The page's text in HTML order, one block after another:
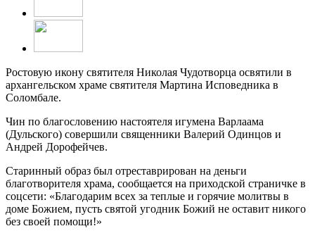
Ростовую икону святителя Николая Чудотворца освятили в
архангельском храме святителя Мартина Исповедника в
Соломбале.
Чин по благословению настоятеля игумена Варлаама
(Дульского) совершили священники Валерий Одинцов и
Андрей Дорофейчев.
Старинный образ был отреставрирован на деньги
благотворителя храма, сообщается на приходской страничке в
соцсети: «Благодарим всех за теплые и горячие молитвы в
доме Божием, пусть святой угодник Божий не оставит никого
без своей помощи!»